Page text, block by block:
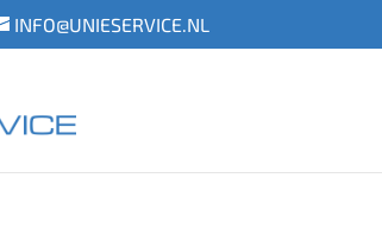
INFO@UNIESERVICE.NL